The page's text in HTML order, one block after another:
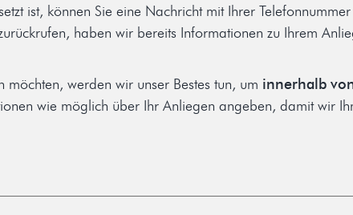
ist, können Sie eine Nachricht mit Ihrer
haben wir bereits Informationen zu Ihrem
werden wir unser Bestes tun, um innerhalb
wie möglich über Ihr Anliegen angeben, damit wir